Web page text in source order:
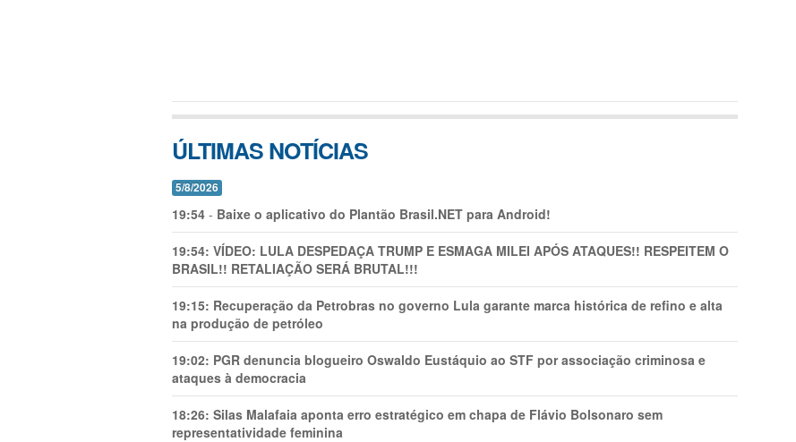
ÚLTIMAS NOTÍCIAS
5/8/2026
19:54 - Baixe o aplicativo do Plantão Brasil.NET para Android!
19:54: VÍDEO: LULA DESPEDAÇA TRUMP E ESMAGA MILEI APÓS ATAQUES!! RESPEITEM O
BRASIL!! RETALIAÇÃO SERÁ BRUTAL!!!
19:15: Recuperação da Petrobras no governo Lula garante marca histórica de refino e alta
na produção de petróleo
19:02: PGR denuncia blogueiro Oswaldo Eustáquio ao STF por associação criminosa e
ataques à democracia
18:26: Silas Malafaia aponta erro estratégico em chapa de Flávio Bolsonaro sem
representatividade feminina